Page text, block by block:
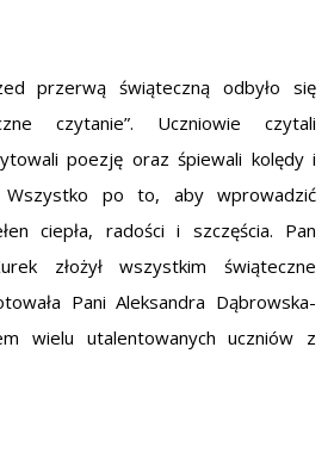
przerwą świąteczną odbyło się
czytanie”. Uczniowie czytali
poezję oraz śpiewali kolędy i
Wszystko po to, aby wprowadzić
ciepła, radości i szczęścia. Pan
złożył wszystkim świąteczne
Pani Aleksandra Dąbrowska-
wielu utalentowanych uczniów z